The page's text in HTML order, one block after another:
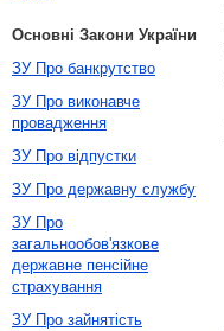
Основні Закони України
ЗУ Про банкрутство
ЗУ Про виконавче
провадження
ЗУ Про відпустки
ЗУ Про державну службу
ЗУ Про
загальнообов'язкове
державне пенсійне
страхування
ЗУ Про зайнятість